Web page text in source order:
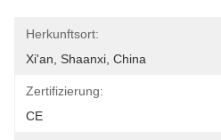
Herkunftsort:
Xi'an, Shaanxi, China
Zertifizierung:
CE